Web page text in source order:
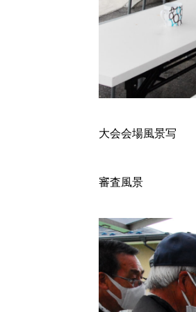
大会会場風景写
審査風景